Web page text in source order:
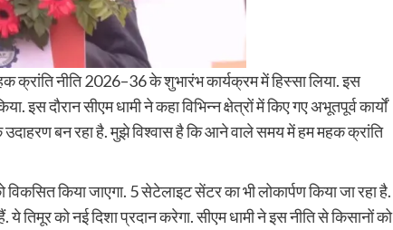
नीति 2026–36 के शुभारंभ कार्यक्रम में हिस्सा लिया. इस
इस दौरान सीएम धामी ने कहा विभिन्न क्षेत्रों में किए गए अभूतपूर्व कार्यों
बन रहा है. मुझे विश्वास है कि आने वाले समय में हम महक क्रांति
विकसित किया जाएगा. 5 सेटेलाइट सेंटर का भी लोकार्पण किया जा रहा है.
को नई दिशा प्रदान करेगा. सीएम धामी ने इस नीति से किसानों को